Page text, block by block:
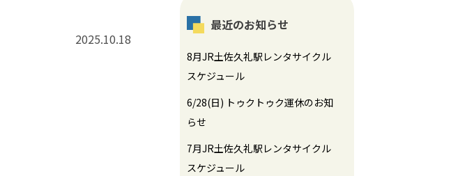
2025.10.18
最近のお知らせ
8月JR土佐久礼駅レンタサイクル
スケジュール
6/28(日) トゥクトゥク運休のお知
らせ
7月JR土佐久礼駅レンタサイクル
スケジュール